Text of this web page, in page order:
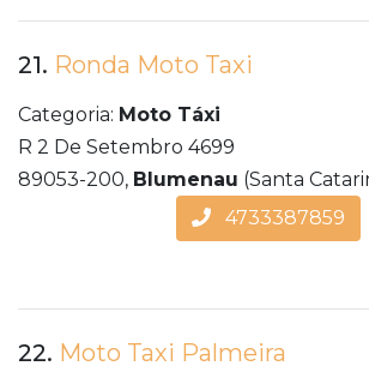
21. Ronda Moto Taxi
Categoria: Moto Táxi
R 2 De Setembro 4699
89053-200, Blumenau (Santa
4733387859
22. Moto Taxi Palmeira